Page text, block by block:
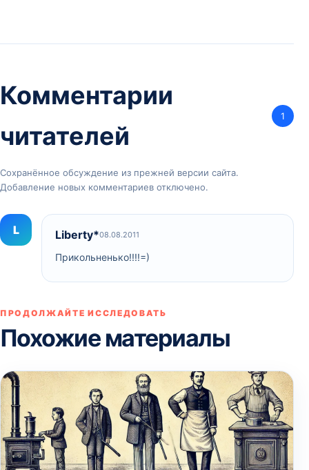
Комментарии
читателей
1
Сохранённое обсуждение из прежней версии сайта.
Добавление новых комментариев отключено.
L Liberty*08.08.2011
Прикольненько!!!!=)
ПРОДОЛЖАЙТЕ ИССЛЕДОВАТЬ
Похожие материалы